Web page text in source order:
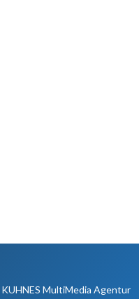
KUHNES MultiMedia Agentur